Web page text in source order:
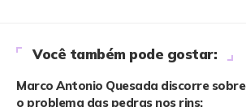
Você também pode gostar:
Marco Antonio Quesada discorre sobre
o problema das pedras nos rins: